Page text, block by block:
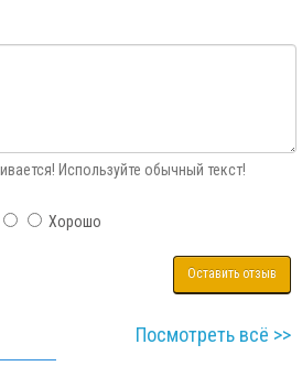
Используйте обычный текст!
Хорошо
Оставить отзыв
Посмотреть всё >>